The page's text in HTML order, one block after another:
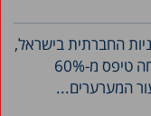
החברתית בישראל,
שיעור דחיות העררים בוועדות משרד הרווחה טיפס מ-60%